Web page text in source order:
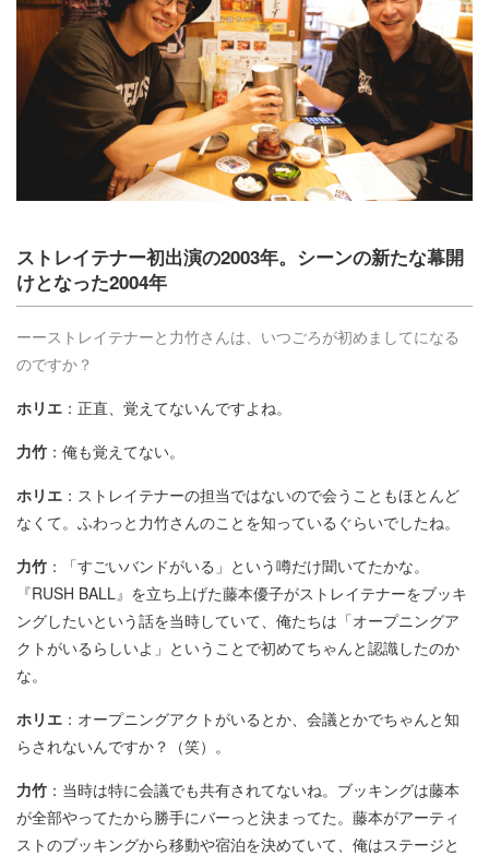
ストレイテナー初出演の2003年。シーンの新たな幕開
けとなった2004年
ーーストレイテナーと力竹さんは、いつごろが初めましてになる
のですか？
ホリエ ：正直、覚えてないんですよね。
力竹 ：俺も覚えてない。
ホリエ ：ストレイテナーの担当ではないので会うこともほとんど
なくて。ふわっと力竹さんのことを知っているぐらいでしたね。
力竹 ：「すごいバンドがいる」という噂だけ聞いてたかな。
『RUSH BALL』を立ち上げた藤本優子がストレイテナーをブッキ
ングしたいという話を当時していて、俺たちは「オープニングア
クトがいるらしいよ」ということで初めてちゃんと認識したのか
な。
ホリエ ：オープニングアクトがいるとか、会議とかでちゃんと知
らされないんですか？（笑）。
力竹 ：当時は特に会議でも共有されてないね。ブッキングは藤本
が全部やってたから勝手にバーっと決まってた。藤本がアーティ
ストのブッキングから移動や宿泊を決めていて、俺はステージと